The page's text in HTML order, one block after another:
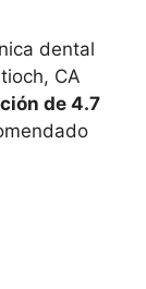
dental
CA
de 4.7